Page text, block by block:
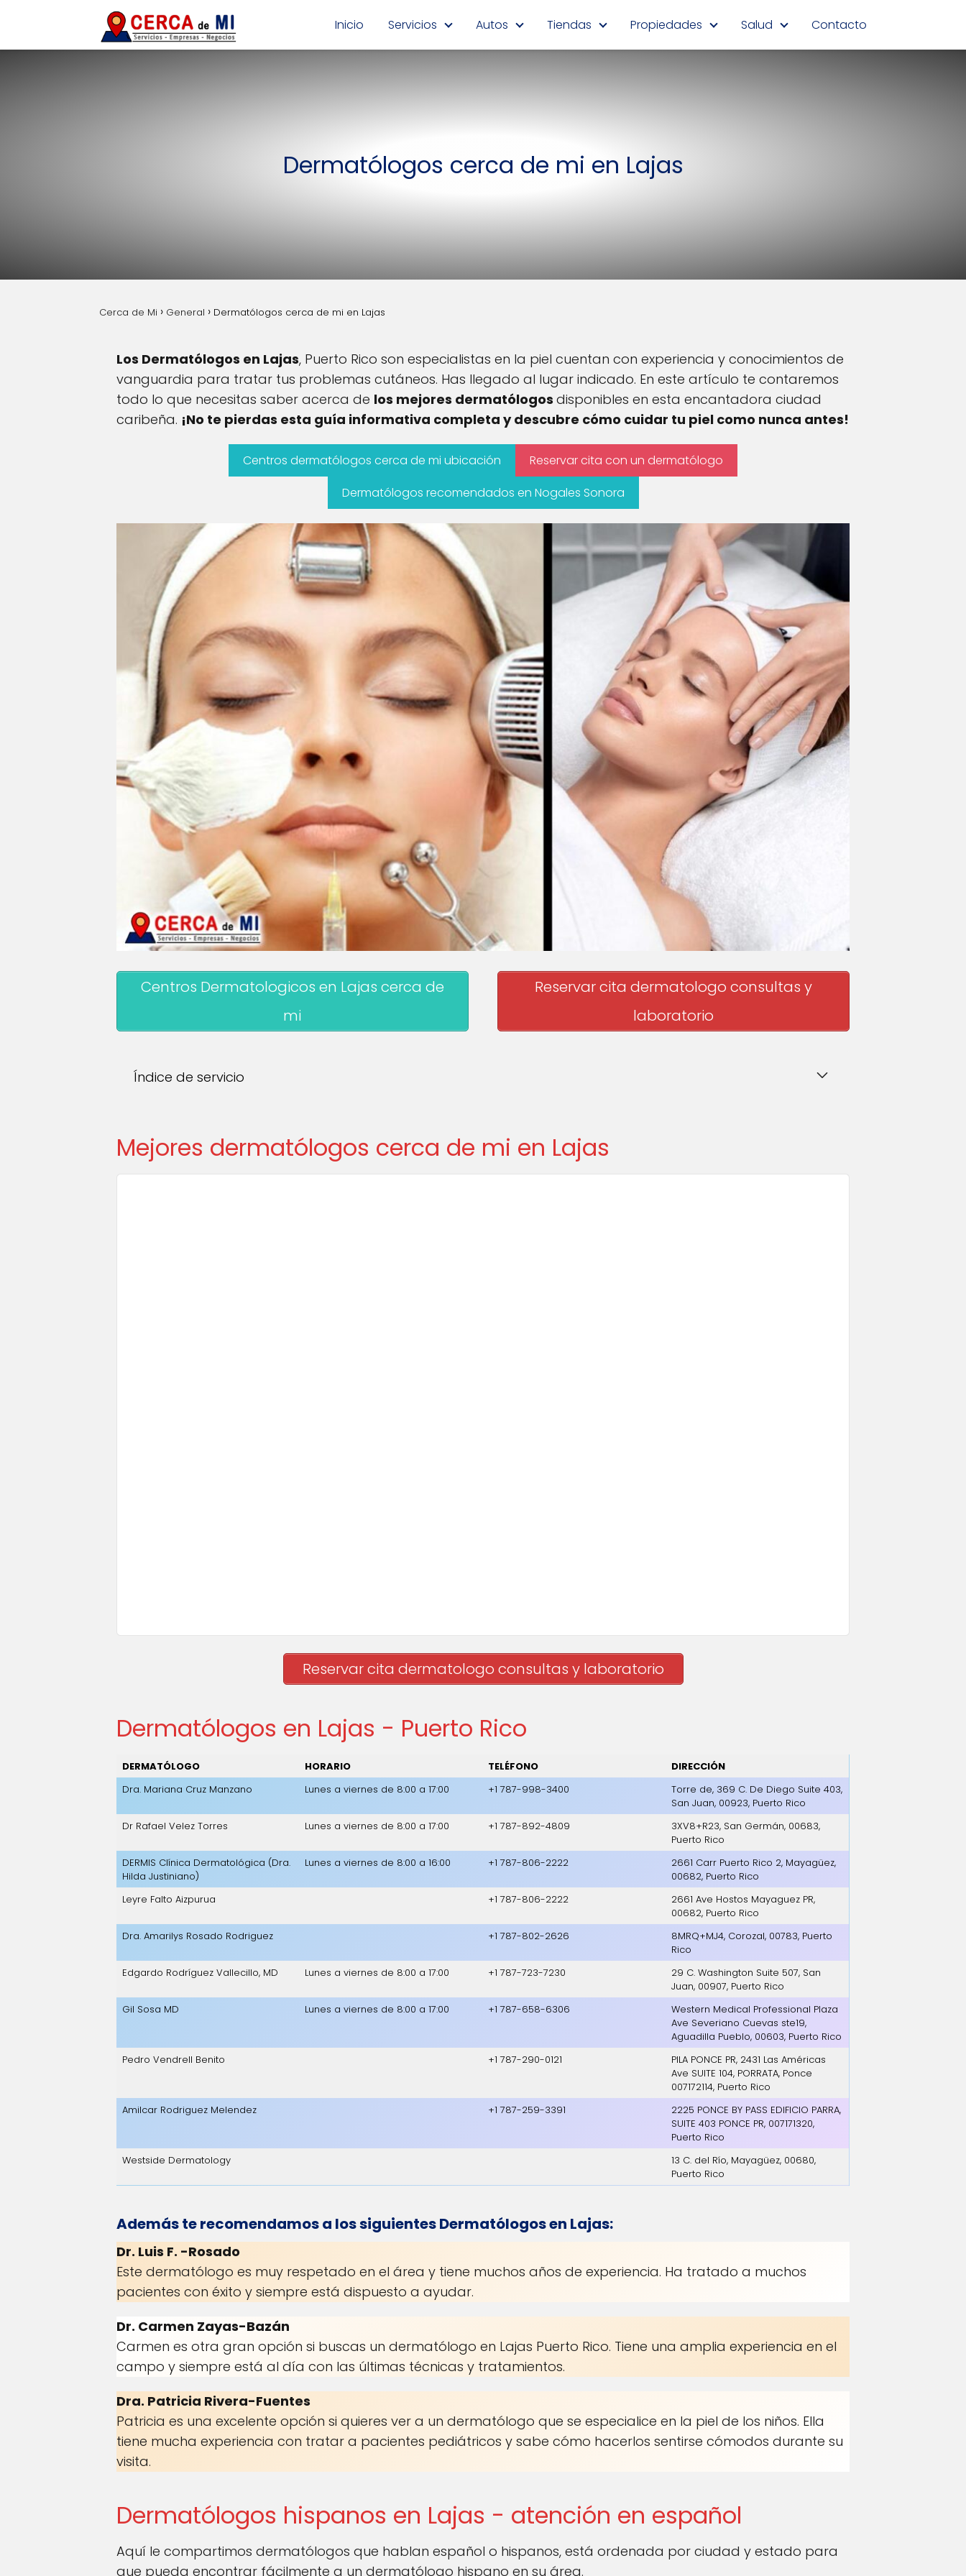
Inicio Servicios Autos Tiendas Propiedades Salud Contacto
Dermatólogos cerca de mi en Lajas
Cerca de Mi General Dermatólogos cerca de mi en Lajas
Los Dermatólogos en Lajas, Puerto Rico son especialistas en la piel cuentan con experiencia y conocimientos de
vanguardia para tratar tus problemas cutáneos. Has llegado al lugar indicado. En este artículo te contaremos
todo lo que necesitas saber acerca de los mejores dermatólogos disponibles en esta encantadora ciudad
caribeña. ¡No te pierdas esta guía informativa completa y descubre cómo cuidar tu piel como nunca antes!
Centros dermatólogos cerca de mi ubicación
Reservar cita con un dermatólogo
Dermatólogos recomendados en Nogales Sonora
Centros Dermatologicos en Lajas cerca de
mi
Reservar cita dermatologo consultas y
laboratorio
Índice de servicio
Mejores dermatólogos cerca de mi en Lajas
Reservar cita dermatologo consultas y laboratorio
Dermatólogos en Lajas - Puerto Rico
DERMATÓLOGO HORARIO TELÉFONO
DIRECCIÓN
Dra. Mariana Cruz Manzano
Lunes a viernes de 8:00 a 17:00 +1 787-998-3400
Torre de, 369 C. De Diego Suite 403,
San Juan, 00923, Puerto Rico
Dr Rafael Velez Torres
Lunes a viernes de 8:00 a 17:00 +1 787-892-4809
3XV8+R23, San Germán, 00683,
Puerto Rico
DERMIS Clínica Dermatológica (Dra.
Hilda Justiniano)
Lunes a viernes de 8:00 a 16:00 +1 787-806-2222
2661 Carr Puerto Rico 2, Mayagüez,
00682, Puerto Rico
Leyre Falto Aizpurua
+1 787-806-2222
2661 Ave Hostos Mayaguez PR,
00682, Puerto Rico
Dra. Amarilys Rosado Rodriguez
+1 787-802-2626
8MRQ+MJ4, Corozal, 00783, Puerto
Rico
Edgardo Rodríguez Vallecillo, MD
Lunes a viernes de 8:00 a 17:00 +1 787-723-7230
29 C. Washington Suite 507, San
Juan, 00907, Puerto Rico
Gil Sosa MD
Lunes a viernes de 8:00 a 17:00 +1 787-658-6306
Western Medical Professional Plaza
Ave Severiano Cuevas ste19,
Aguadilla Pueblo, 00603, Puerto Rico
Pedro Vendrell Benito
+1 787-290-0121
PILA PONCE PR, 2431 Las Américas
Ave SUITE 104, PORRATA, Ponce
007172114, Puerto Rico
Amilcar Rodriguez Melendez
+1 787-259-3391
2225 PONCE BY PASS EDIFICIO PARRA,
SUITE 403 PONCE PR, 007171320,
Puerto Rico
Westside Dermatology
13 C. del Río, Mayagüez, 00680,
Puerto Rico
Además te recomendamos a los siguientes Dermatólogos en Lajas:
Dr. Luis F. -Rosado
Este dermatólogo es muy respetado en el área y tiene muchos años de experiencia. Ha tratado a muchos
pacientes con éxito y siempre está dispuesto a ayudar.
Dr. Carmen Zayas-Bazán
Carmen es otra gran opción si buscas un dermatólogo en Lajas Puerto Rico. Tiene una amplia experiencia en el
campo y siempre está al día con las últimas técnicas y tratamientos.
Dra. Patricia Rivera-Fuentes
Patricia es una excelente opción si quieres ver a un dermatólogo que se especialice en la piel de los niños. Ella
tiene mucha experiencia con tratar a pacientes pediátricos y sabe cómo hacerlos sentirse cómodos durante su
visita.
Dermatólogos hispanos en Lajas - atención en español
Aquí le compartimos dermatólogos que hablan español o hispanos, está ordenada por ciudad y estado para
que pueda encontrar fácilmente a un dermatólogo hispano en su área.